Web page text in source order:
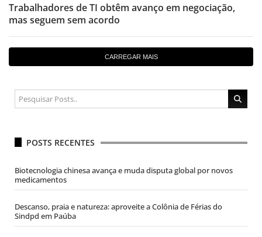
Trabalhadores de TI obtêm avanço em negociação,
mas seguem sem acordo
CARREGAR MAIS
POSTS RECENTES
Biotecnologia chinesa avança e muda disputa global por novos
medicamentos
Descanso, praia e natureza: aproveite a Colônia de Férias do
Sindpd em Paúba